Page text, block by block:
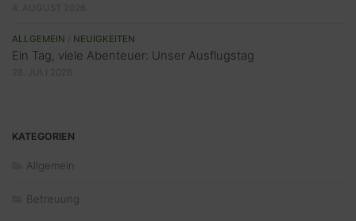
ALLGEMEIN NEUIGKEITEN
Ein Tag, viele Abenteuer: Unser Ausflugstag
KATEGORIEN
Allgemein
Betreuung